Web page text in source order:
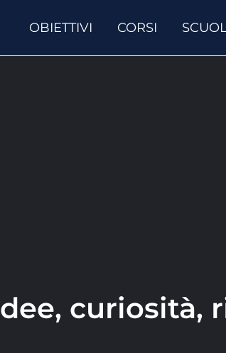
OBIETTIVI CORSI
curiosità,